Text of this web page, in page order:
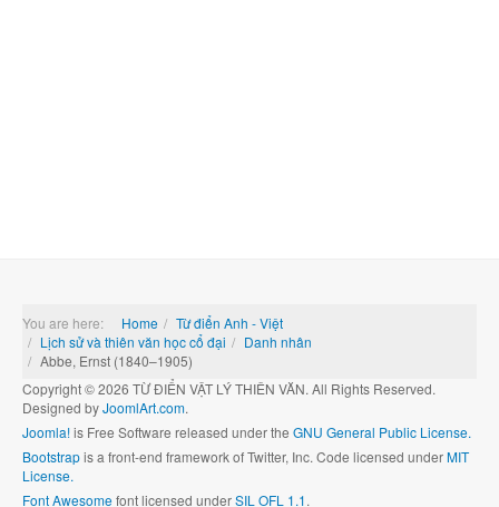
You are here: Home
Từ điển Anh - Việt
Lịch sử và thiên văn học cổ đại
Danh nhân
Abbe, Ernst (1840–1905)
Copyright © 2026 TỪ ĐIỂN VẬT LÝ THIÊN VĂN. All Rights Reserved.
Designed byJoomlArt.com.
Joomla!is Free Software released under the GNU General Public License.
Bootstrapis a front-end framework of Twitter, Inc. Code licensed underMIT
License.
Font Awesomefont licensed underSIL OFL 1.1.